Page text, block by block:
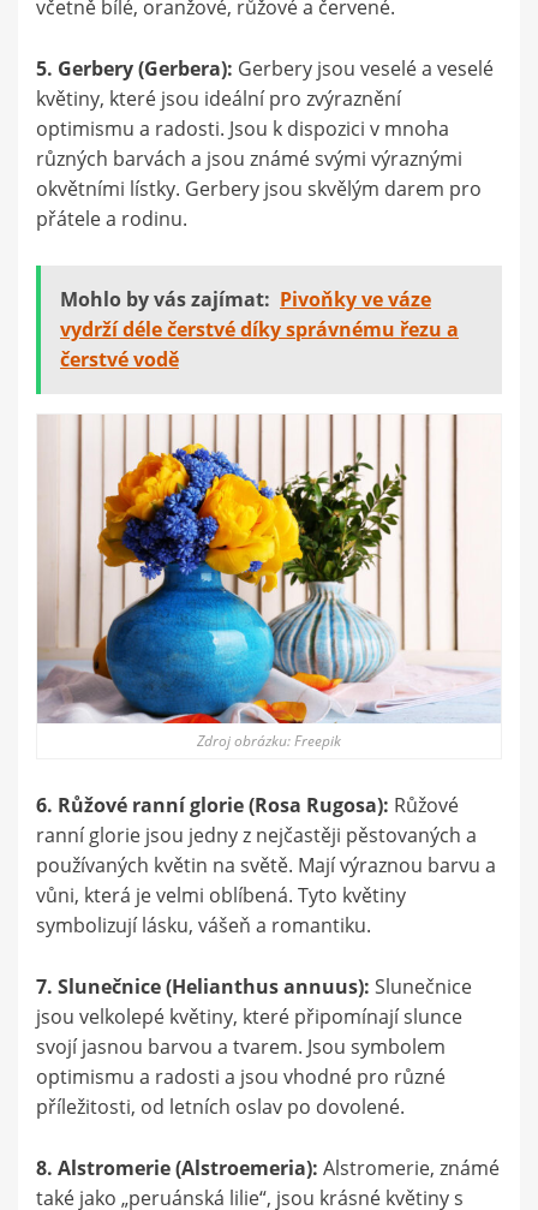
včetně bílé, oranžové, růžové a červené.
5. Gerbery (Gerbera): Gerbery jsou veselé a veselé
květiny, které jsou ideální pro zvýraznění
optimismu a radosti. Jsou k dispozici v mnoha
různých barvách a jsou známé svými výraznými
okvětními lístky. Gerbery jsou skvělým darem pro
přátele a rodinu.
Mohlo by vás zajímat: Pivoňky ve váze
vydrží déle čerstvé díky správnému řezu a
čerstvé vodě
Zdroj obrázku: Freepik
6. Růžové ranní glorie (Rosa Rugosa): Růžové
ranní glorie jsou jedny z nejčastěji pěstovaných a
používaných květin na světě. Mají výraznou barvu a
vůni, která je velmi oblíbená. Tyto květiny
symbolizují lásku, vášeň a romantiku.
7. Slunečnice (Helianthus annuus): Slunečnice
jsou velkolepé květiny, které připomínají slunce
svojí jasnou barvou a tvarem. Jsou symbolem
optimismu a radosti a jsou vhodné pro různé
příležitosti, od letních oslav po dovolené.
8. Alstromerie (Alstroemeria): Alstromerie, známé
také jako „peruánská lilie“, jsou krásné květiny s